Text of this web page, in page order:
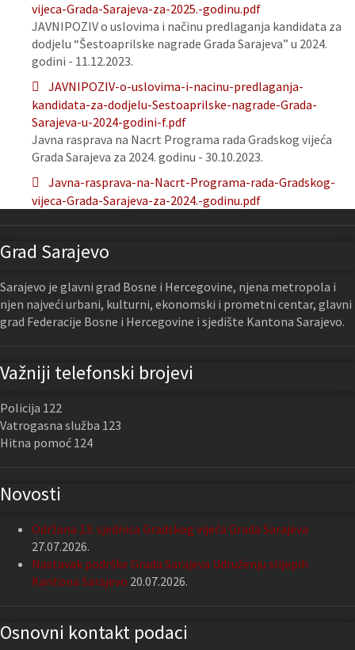
vijeca-Grada-Sarajeva-za-2025.-godinu.pdf
JAVNIPOZIV o uslovima i načinu predlaganja kandidata za
dodjelu “Šestoaprilske nagrade Grada Sarajeva” u 2024.
godini - 11.12.2023.
JAVNIPOZIV-o-uslovima-i-nacinu-predlaganja-
kandidata-za-dodjelu-Sestoaprilske-nagrade-Grada-
Sarajeva-u-2024-godini-f.pdf
Javna rasprava na Nacrt Programa rada Gradskog vijeća
Grada Sarajeva za 2024. godinu - 30.10.2023.
Javna-rasprava-na-Nacrt-Programa-rada-Gradskog-
vijeca-Grada-Sarajeva-za-2024.-godinu.pdf
Grad Sarajevo
Sarajevo je glavni grad Bosne i Hercegovine, njena metropola i
njen najveći urbani, kulturni, ekonomski i prometni centar, glavni
grad Federacije Bosne i Hercegovine i sjedište Kantona Sarajevo.
Važniji telefonski brojevi
Policija 122
Vatrogasna služba 123
Hitna pomoć 124
Novosti
Održana 13. sjednica Gradskog vijeća Grada Sarajeva
27.07.2026.
Nastavak podrške Grada Sarajeva Udruženju slijepih
Kantona Sarajevo 20.07.2026.
Osnovni kontakt podaci